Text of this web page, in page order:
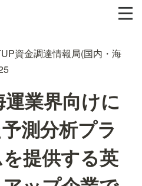
資金調達情報局(国内・海
業界向けに
測分析プラ
提供する英